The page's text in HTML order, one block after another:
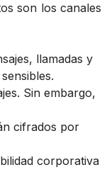
son los canales
llamadas y
Sin embargo,
cifrados por
corporativa